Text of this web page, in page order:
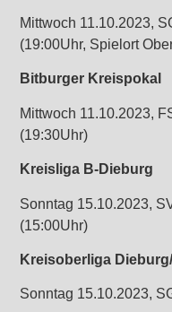
Mittwoch 11.10.2023,
(19:00Uhr, Spielort
Bitburger Kreispokal
Mittwoch 11.10.2023,
(19:30Uhr)
Kreisliga B-Dieburg
Sonntag 15.10.2023,
(15:00Uhr)
Kreisoberliga
Sonntag 15.10.2023,